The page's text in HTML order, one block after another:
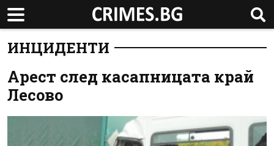
ИНЦИДЕНТИ
Арест след касапницата край
Лесово